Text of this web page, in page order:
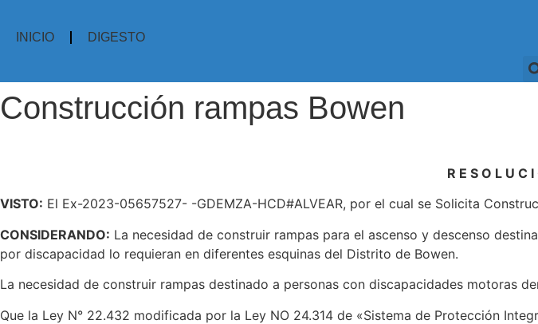
INICIO DIGESTO
Construcción rampas Bowen
R E S O L U
VISTO: El Ex-2023-05657527- -GDEMZA-HCD#ALVEAR, por el cual se Solicita
CONSIDERANDO: La necesidad de construir rampas para el ascenso y descenso
por discapacidad lo requieran en diferentes esquinas del Distrito de Bowen.
La necesidad de construir rampas destinado a personas con discapacidades motoras
Que la Ley N° 22.432 modificada por la Ley NO 24.314 de «Sistema de Protección